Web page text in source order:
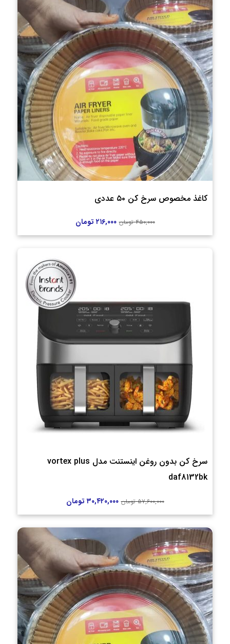
کاغذ مخصوص سرخ کن ۵۰ عددی
۴۵۰,۰۰۰ تومان ۲۱۶,۰۰۰ تومان
سرخ کن بدون روغن اینستنت مدل vortex plus
daf8132bk
۵۷,۶۰۰,۰۰۰ تومان ۳۰,۴۲۰,۰۰۰ تومان